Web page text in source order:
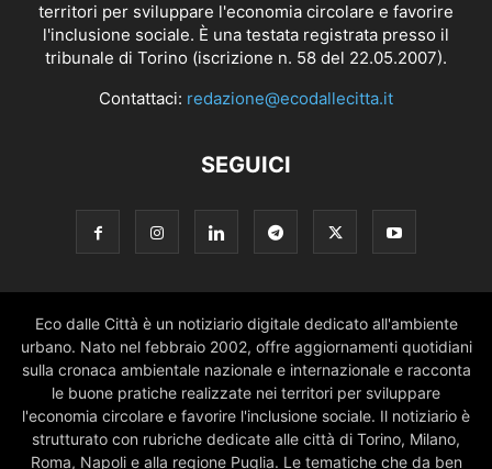
territori per sviluppare l'economia circolare e favorire
l'inclusione sociale. È una testata registrata presso il
tribunale di Torino (iscrizione n. 58 del 22.05.2007).
Contattaci: redazione@ecodallecitta.it
SEGUICI
Eco dalle Città è un notiziario digitale dedicato all'ambiente
urbano. Nato nel febbraio 2002, offre aggiornamenti quotidiani
sulla cronaca ambientale nazionale e internazionale e racconta
le buone pratiche realizzate nei territori per sviluppare
l'economia circolare e favorire l'inclusione sociale. Il notiziario è
strutturato con rubriche dedicate alle città di Torino, Milano,
Roma, Napoli e alla regione Puglia. Le tematiche che da ben